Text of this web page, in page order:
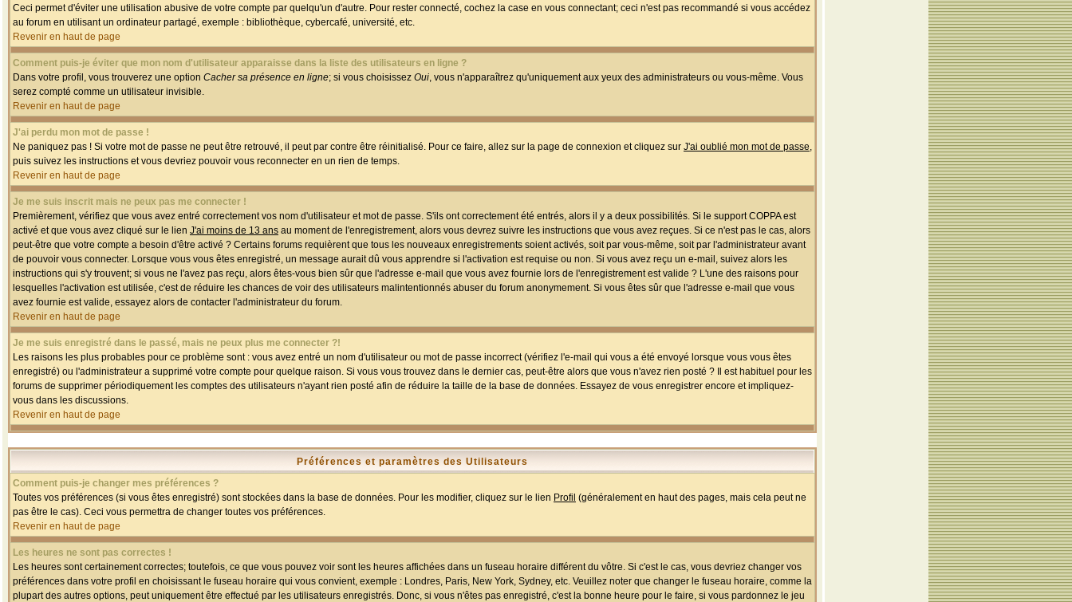
Ceci permet d'éviter une utilisation abusive de votre compte par quelqu'un d'autre. Pour rester connecté, cochez la case en vous connectant; ceci n'est pas recommandé si vous accédez
au forum en utilisant un ordinateur partagé, exemple : bibliothèque, cybercafé, université, etc.
Revenir en haut de page
Comment puis-je éviter que mon nom d'utilisateur apparaisse dans la liste des utilisateurs en ligne ?
Dans votre profil, vous trouverez une option Cacher sa présence en ligne; si vous choisissez Oui, vous n'apparaîtrez qu'uniquement aux yeux des administrateurs ou vous-même. Vous
serez compté comme un utilisateur invisible.
Revenir en haut de page
J'ai perdu mon mot de passe !
Ne paniquez pas ! Si votre mot de passe ne peut être retrouvé, il peut par contre être réinitialisé. Pour ce faire, allez sur la page de connexion et cliquez sur J'ai oublié mon mot de passe,
puis suivez les instructions et vous devriez pouvoir vous reconnecter en un rien de temps.
Revenir en haut de page
Je me suis inscrit mais ne peux pas me connecter !
Premièrement, vérifiez que vous avez entré correctement vos nom d'utilisateur et mot de passe. S'ils ont correctement été entrés, alors il y a deux possibilités. Si le support COPPA est
activé et que vous avez cliqué sur le lien J'ai moins de 13 ans au moment de l'enregistrement, alors vous devrez suivre les instructions que vous avez reçues. Si ce n'est pas le cas, alors
peut-être que votre compte a besoin d'être activé ? Certains forums requièrent que tous les nouveaux enregistrements soient activés, soit par vous-même, soit par l'administrateur avant
de pouvoir vous connecter. Lorsque vous vous êtes enregistré, un message aurait dû vous apprendre si l'activation est requise ou non. Si vous avez reçu un e-mail, suivez alors les
instructions qui s'y trouvent; si vous ne l'avez pas reçu, alors êtes-vous bien sûr que l'adresse e-mail que vous avez fournie lors de l'enregistrement est valide ? L'une des raisons pour
lesquelles l'activation est utilisée, c'est de réduire les chances de voir des utilisateurs malintentionnés abuser du forum anonymement. Si vous êtes sûr que l'adresse e-mail que vous
avez fournie est valide, essayez alors de contacter l'administrateur du forum.
Revenir en haut de page
Je me suis enregistré dans le passé, mais ne peux plus me connecter ?!
Les raisons les plus probables pour ce problème sont : vous avez entré un nom d'utilisateur ou mot de passe incorrect (vérifiez l'e-mail qui vous a été envoyé lorsque vous vous êtes
enregistré) ou l'administrateur a supprimé votre compte pour quelque raison. Si vous vous trouvez dans le dernier cas, peut-être alors que vous n'avez rien posté ? Il est habituel pour les
forums de supprimer périodiquement les comptes des utilisateurs n'ayant rien posté afin de réduire la taille de la base de données. Essayez de vous enregistrer encore et impliquez-
vous dans les discussions.
Revenir en haut de page
Préférences et paramètres des Utilisateurs
Comment puis-je changer mes préférences ?
Toutes vos préférences (si vous êtes enregistré) sont stockées dans la base de données. Pour les modifier, cliquez sur le lien Profil (généralement en haut des pages, mais cela peut ne
pas être le cas). Ceci vous permettra de changer toutes vos préférences.
Revenir en haut de page
Les heures ne sont pas correctes !
Les heures sont certainement correctes; toutefois, ce que vous pouvez voir sont les heures affichées dans un fuseau horaire différent du vôtre. Si c'est le cas, vous devriez changer vos
préférences dans votre profil en choisissant le fuseau horaire qui vous convient, exemple : Londres, Paris, New York, Sydney, etc. Veuillez noter que changer le fuseau horaire, comme la
plupart des autres options, peut uniquement être effectué par les utilisateurs enregistrés. Donc, si vous n'êtes pas enregistré, c'est la bonne heure pour le faire, si vous pardonnez le jeu